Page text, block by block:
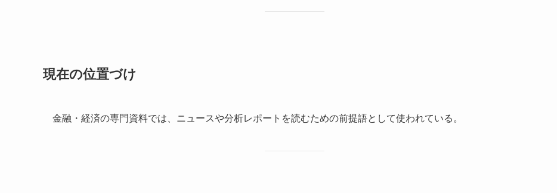
現在の位置づけ
金融・経済の専門資料では、ニュースや分析レポートを読むための前提語として使われている。